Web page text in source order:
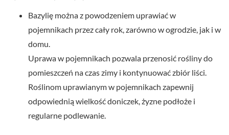
Bazylię można z powodzeniem uprawiać w
pojemnikach przez cały rok, zarówno w ogrodzie, jak i w
domu.
Uprawa w pojemnikach pozwala przenosić rośliny do
pomieszczeń na czas zimy i kontynuować zbiór liści.
Roślinom uprawianym w pojemnikach zapewnij
odpowiednią wielkość doniczek, żyzne podłoże i
regularne podlewanie.